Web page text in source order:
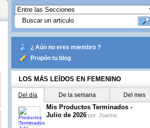
¿ Aún no eres miembro ?
Propón tu blog
LOS MÁS LEÍDOS EN FEMENINO
Del día De la semana Del mes
Mis Productos Terminados -
Julio de 2026 por Joanna